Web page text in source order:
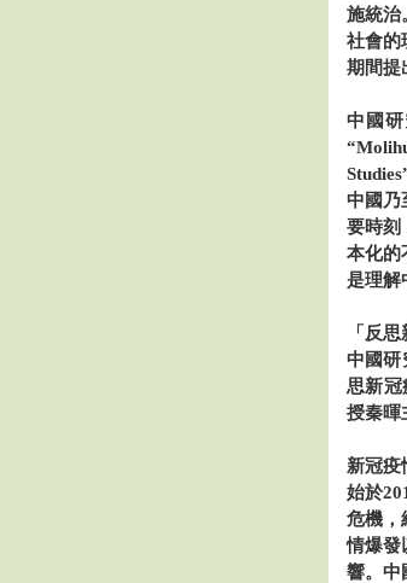
施統治
社會的
期間提
中國
中國乃
要時刻
本化的
是理解
「反
中國研
思新冠
授秦暉
新冠疫
始於
危機，
情爆發
響。中